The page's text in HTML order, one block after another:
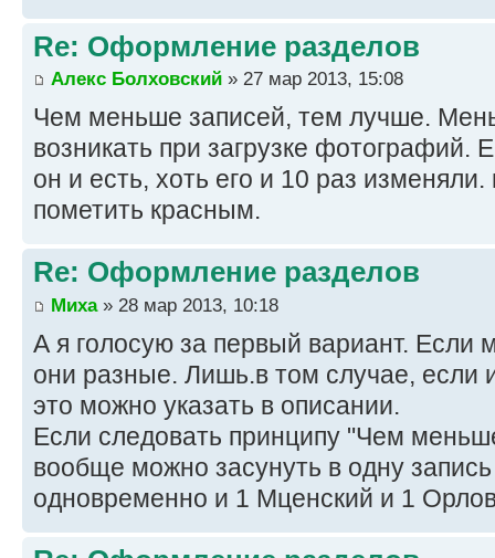
Re: Оформление разделов
Алекс Болховский » 27 мар 2013, 15:08
Чем меньше записей, тем лучше.
возникать при загрузке фотографий.
он и есть, хоть его и 10 раз
пометить красным.
Re: Оформление разделов
Миха» 28 мар 2013, 10:18
А я голосую за первый вариант. Если
они разные. Лишь.в том случае, если
это можно указать в описании.
Если следовать принципу "Чем
вообще можно засунуть в одну
одновременно и 1 Мценский и 1